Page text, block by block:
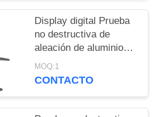
Display digital Prueba
no destructiva de
aleación de aluminio
Webster Tester de
dureza
MOQ:1
CONTACTO